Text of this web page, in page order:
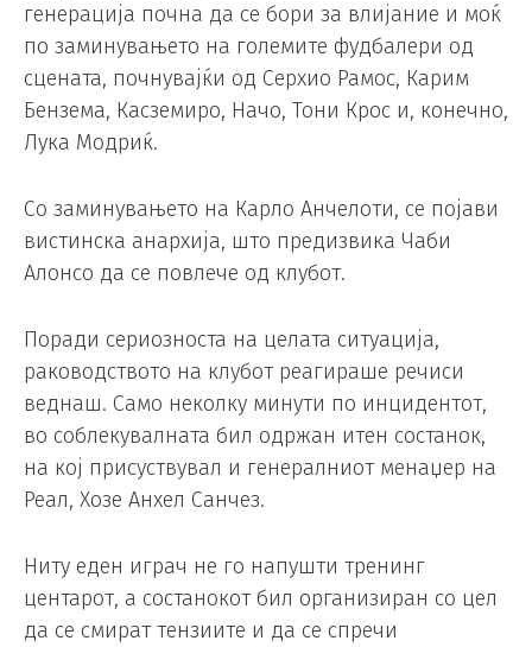
генерација почна да се бори за влијание и моќ
по заминувањето на големите фудбалери од
сцената, почнувајќи од Серхио Рамос, Карим
Бензема, Касземиро, Начо, Тони Крос и, конечно,
Лука Модриќ.
Со заминувањето на Карло Анчелоти, се појави
вистинска анархија, што предизвика Чаби
Алонсо да се повлече од клубот.
Поради сериозноста на целата ситуација,
раководството на клубот реагираше речиси
веднаш. Само неколку минути по инцидентот,
во соблекувалната бил одржан итен состанок,
на кој присуствувал и генералниот менаџер на
Реал, Хозе Анхел Санчез.
Ниту еден играч не го напушти тренинг
центарот, а состанокот бил организиран со цел
да се смират тензиите и да се спречи